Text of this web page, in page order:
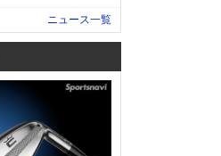
ニュース一覧